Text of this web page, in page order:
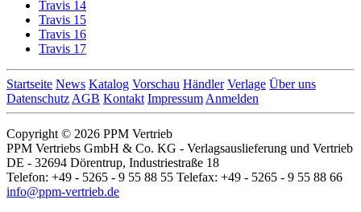
Travis 14
Travis 15
Travis 16
Travis 17
Startseite News Katalog Vorschau Händler Verlage Über uns
Datenschutz AGB Kontakt Impressum Anmelden
Copyright © 2026 PPM Vertrieb
PPM Vertriebs GmbH & Co. KG - Verlagsauslieferung und Vertrieb
DE - 32694 Dörentrup, Industriestraße 18
Telefon: +49 - 5265 - 9 55 88 55 Telefax: +49 - 5265 - 9 55 88 66
info@ppm-vertrieb.de